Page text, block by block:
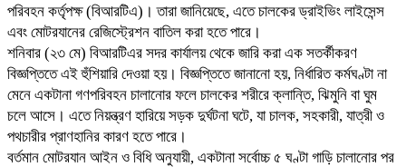
পরিবহন কর্তৃপক্ষ (বিআরটিএ)। তারা জানিয়েছে, এতে চালকের ড্রাইভিং লাইসেন্স
এবং মোটরযানের রেজিস্ট্রেশন বাতিল করা হতে পারে।
শনিবার (২৩ মে) বিআরটিএর সদর কার্যালয় থেকে জারি করা এক সতর্কীকরণ
বিজ্ঞপ্তিতে এই হুঁশিয়ারি দেওয়া হয়। বিজ্ঞপ্তিতে জানানো হয়, নির্ধারিত কর্মঘণ্টা না
মেনে একটানা গণপরিবহন চালানোর ফলে চালকের শরীরে ক্লান্তি, ঝিমুনি বা ঘুম
চলে আসে। এতে নিয়ন্ত্রণ হারিয়ে সড়ক দুর্ঘটনা ঘটে, যা চালক, সহকারী, যাত্রী ও
পথচারীর প্রাণহানির কারণ হতে পারে।
বর্তমান মোটরযান আইন ও বিধি অনুযায়ী, একটানা সর্বোচ্চ ৫ ঘণ্টা গাড়ি চালানোর পর